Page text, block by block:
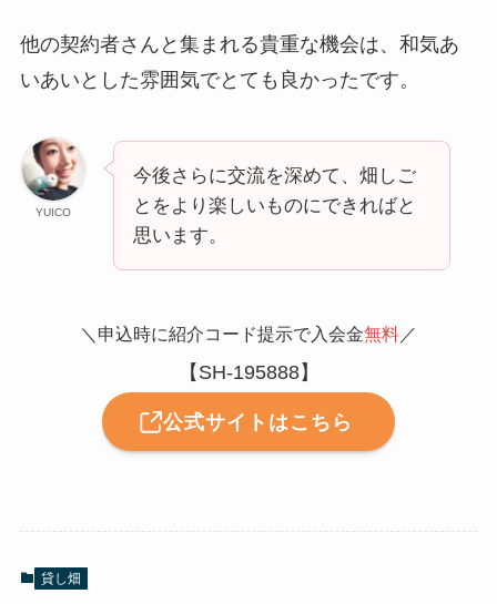
他の契約者さんと集まれる貴重な機会は、和気あ
いあいとした雰囲気でとても良かったです。
YUICO
今後さらに交流を深めて、畑しご
とをより楽しいものにできればと
思います。
＼申込時に紹介コード提示で入会金無料 ／
【SH-195888】
公式サイトはこちら
貸し畑